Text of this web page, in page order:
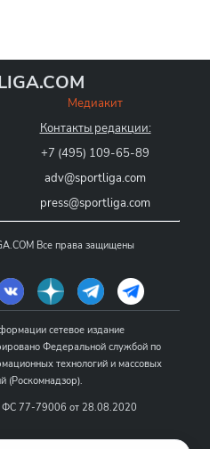
Медиакит
Контакты редакции:
+7 (495) 109-65-89
adv@sportliga.com
press@sportliga.com
Все права защищены
сетевое издание
Федеральной службой по
технологий и массовых
(Роскомнадзор).
ФС 77-79006 от 28.08.2020